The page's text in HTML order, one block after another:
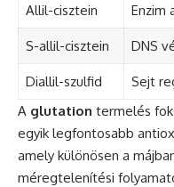
Allil-cisztein Enzim
S-allil-cisztein DNS
Diallil-szulfid Sejt
A glutation termelés
egyik legfontosabb
amely különösen a
méregtelenítési